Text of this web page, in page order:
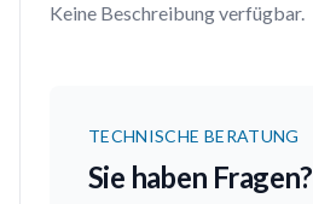
Keine Beschreibung verfügbar.
TECHNISCHE BERATUNG
Sie haben Fragen?